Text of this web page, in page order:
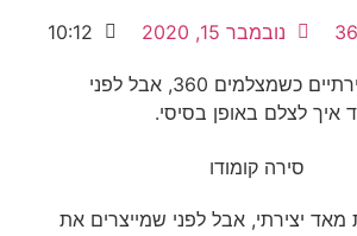
נובמבר 15, 2020 10:12
אפשר להיות מאד יצירתיים כשמצלמים 360, אבל לפני
איך לצלם באופן בסיסי.
להיות מאד יצירתי, אבל לפני שמייצרים את